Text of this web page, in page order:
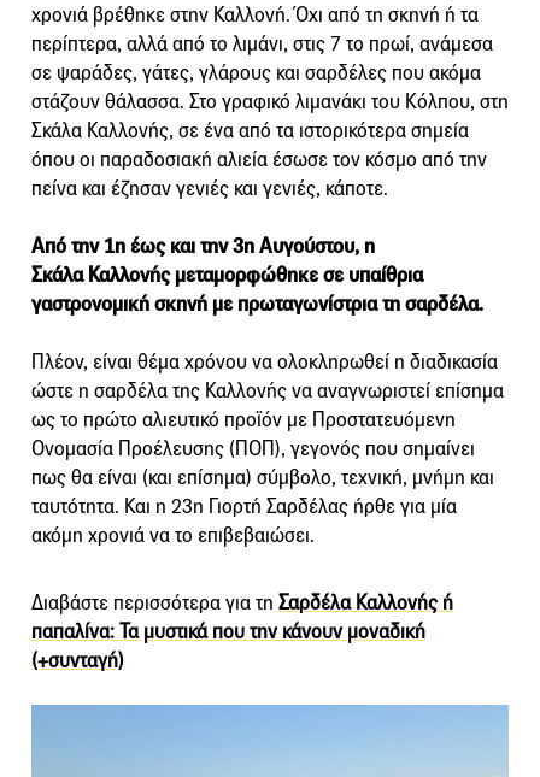
χρονιά βρέθηκε στην Καλλονή. Όχι από τη σκηνή ή τα
περίπτερα, αλλά από το λιμάνι, στις 7 το πρωί, ανάμεσα
σε ψαράδες, γάτες, γλάρους και σαρδέλες που ακόμα
στάζουν θάλασσα. Στο γραφικό λιμανάκι του Κόλπου, στη
Σκάλα Καλλονής, σε ένα από τα ιστορικότερα σημεία
όπου οι παραδοσιακή αλιεία έσωσε τον κόσμο από την
πείνα και έζησαν γενιές και γενιές, κάποτε.
Από την 1η έως και την 3η Αυγούστου, η
Σκάλα Καλλονής μεταμορφώθηκε σε υπαίθρια
γαστρονομική σκηνή με πρωταγωνίστρια τη σαρδέλα.
Πλέον, είναι θέμα χρόνου να ολοκληρωθεί η διαδικασία
ώστε η σαρδέλα της Καλλονής να αναγνωριστεί επίσημα
ως το πρώτο αλιευτικό προϊόν με Προστατευόμενη
Ονομασία Προέλευσης (ΠΟΠ), γεγονός που σημαίνει
πως θα είναι (και επίσημα) σύμβολο, τεχνική, μνήμη και
ταυτότητα. Και η 23η Γιορτή Σαρδέλας ήρθε για μία
ακόμη χρονιά να το επιβεβαιώσει.
Διαβάστε περισσότερα για τη Σαρδέλα Καλλονής ή
παπαλίνα: Τα μυστικά που την κάνουν μοναδική
(+συνταγή)